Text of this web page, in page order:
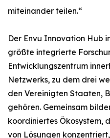
miteinander teilen.“
Der Envu Innovation Hub
größte integrierte
Entwicklungszentrum
Netzwerks, zu dem drei
den Vereinigten Staaten,
gehören. Gemeinsam
koordiniertes Ökosystem,
von Lösungen